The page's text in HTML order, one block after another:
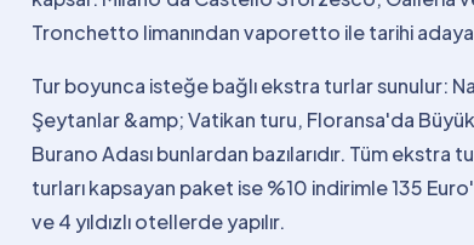
Tronchetto limanından vaporetto ile tarihi
Tur boyunca isteğe bağlı ekstra turlar sunulur:
Şeytanlar &amp; Vatikan turu, Floransa'da
Burano Adası bunlardan bazılarıdır. Tüm
turları kapsayan paket ise %10 indirimle 135
ve 4 yıldızlı otellerde yapılır.